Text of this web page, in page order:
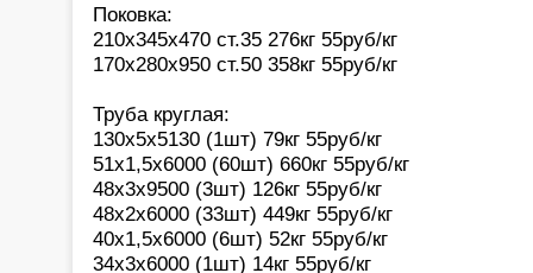
Поковка:
210х345х470 ст.35 276кг 55руб/кг
170х280х950 ст.50 358кг 55руб/кг
Труба круглая:
130х5х5130 (1шт) 79кг 55руб/кг
51х1,5х6000 (60шт) 660кг 55руб/кг
48х3х9500 (3шт) 126кг 55руб/кг
48х2х6000 (33шт) 449кг 55руб/кг
40х1,5х6000 (6шт) 52кг 55руб/кг
34х3х6000 (1шт) 14кг 55руб/кг